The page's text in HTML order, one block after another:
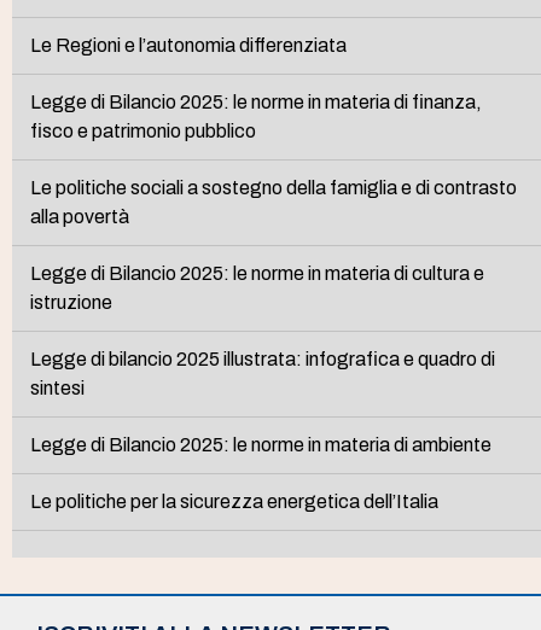
Le Regioni e l’autonomia differenziata
Legge di Bilancio 2025: le norme in materia di finanza,
fisco e patrimonio pubblico
Le politiche sociali a sostegno della famiglia e di contrasto
alla povertà
Legge di Bilancio 2025: le norme in materia di cultura e
istruzione
Legge di bilancio 2025 illustrata: infografica e quadro di
sintesi
Legge di Bilancio 2025: le norme in materia di ambiente
Le politiche per la sicurezza energetica dell’Italia